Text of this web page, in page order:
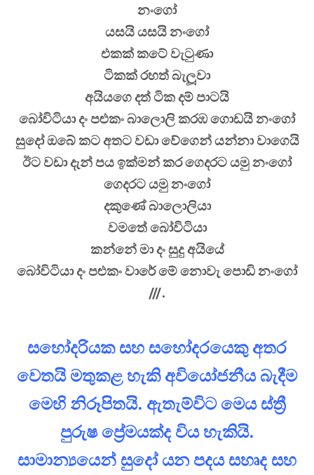
නංගෝ
යසයි යසයි නංගෝ
එකක් කටේ වැටුණා
ටිකක් රහත් බැලූවා
අයියගෙ දත් ටික දම් පාටයි
බෝවිටියා දං පළුකං බාලොලි කරඹ ගොඩයි නංගෝ
සුදෝ ඔබේ කට අතට වඩා වේගෙන් යන්නා වාගෙයි
ඊට වඩා දැන් පය ඉක්මන් කර ගෙදරට යමු නංගෝ
ගෙදරට යමු නංගෝ
දකුණේ බාලොලියා
වමතේ බෝවිටියා
කන්නේ මා දං සුදු අයියේ
බෝවිටියා දං පළුකං වාරේ මේ නොවැ පොඩි නංගෝ
///.
සහෝදරියක සහ සහෝදරයෙකු අතර
වෙතයි මතුකළ හැකි අවියෝජනීය බැදීම
මෙහි නිරූපිතයි. ඇතැම්විට මෙය ස්ත්‍රී
පුරුෂ ප්‍රේමයක්ද විය හැකියි.
සාමාන්‍යයෙන් සුදෝ යන පදය සහෘද සහ